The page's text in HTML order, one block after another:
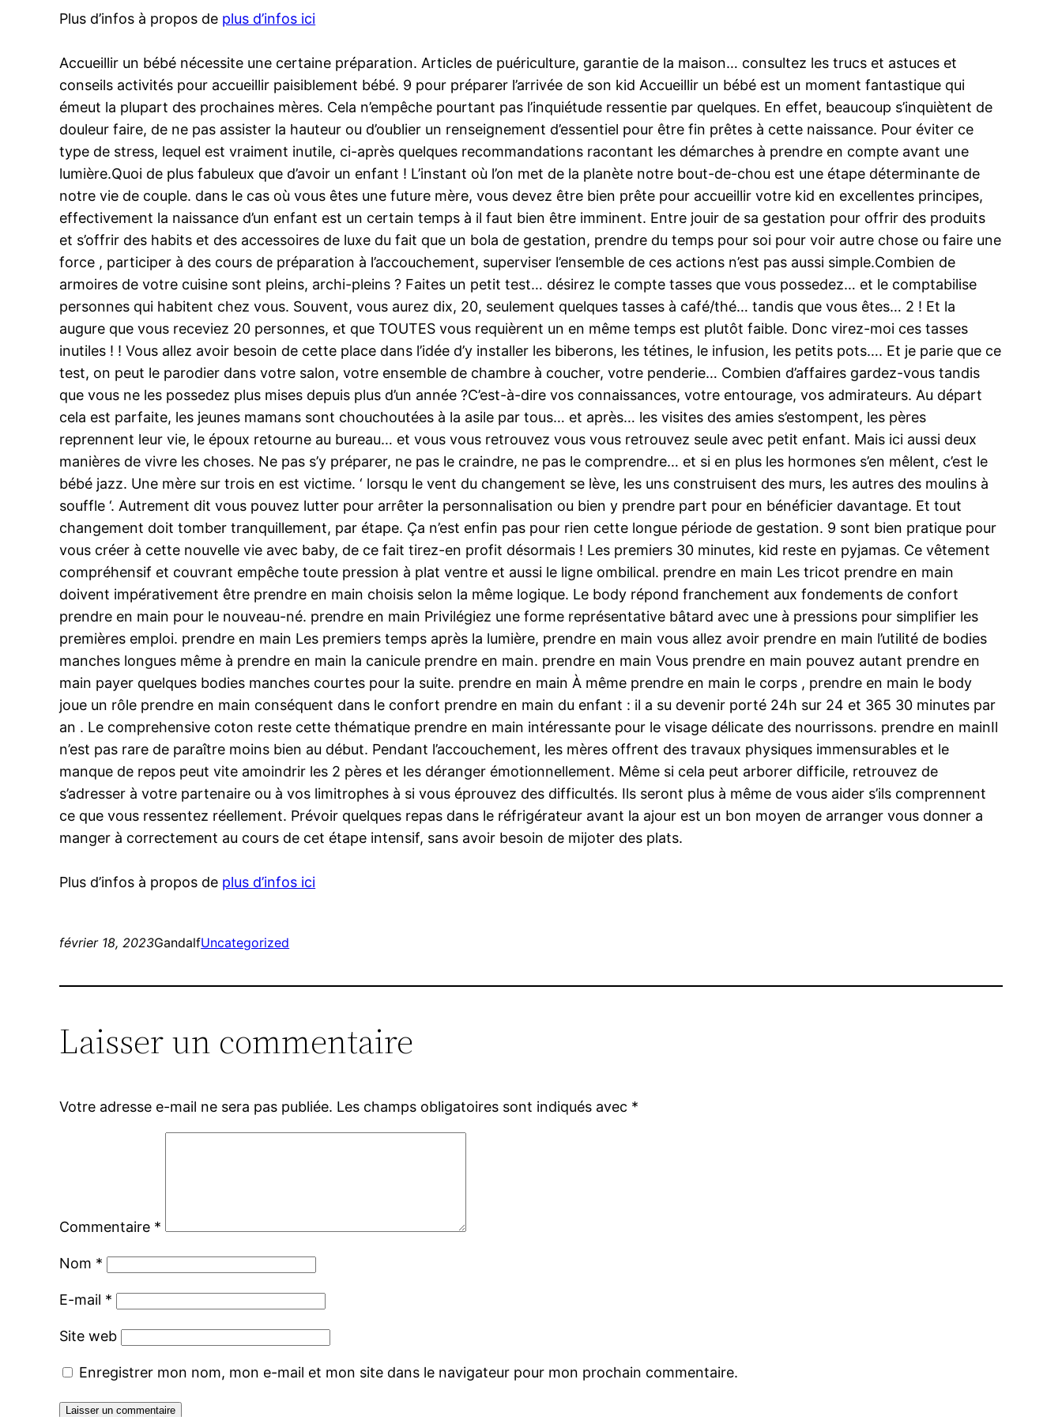
Plus d’infos à propos de plus d’infos ici
Accueillir un bébé nécessite une certaine préparation. Articles de puériculture, garantie de la maison… consultez les trucs et astuces et
conseils activités pour accueillir paisiblement bébé. 9 pour préparer l’arrivée de son kid Accueillir un bébé est un moment fantastique qui
émeut la plupart des prochaines mères. Cela n’empêche pourtant pas l’inquiétude ressentie par quelques. En effet, beaucoup s’inquiètent de
douleur faire, de ne pas assister la hauteur ou d’oublier un renseignement d’essentiel pour être fin prêtes à cette naissance. Pour éviter ce
type de stress, lequel est vraiment inutile, ci-après quelques recommandations racontant les démarches à prendre en compte avant une
lumière.Quoi de plus fabuleux que d’avoir un enfant ! L’instant où l’on met de la planète notre bout-de-chou est une étape déterminante de
notre vie de couple. dans le cas où vous êtes une future mère, vous devez être bien prête pour accueillir votre kid en excellentes principes,
effectivement la naissance d’un enfant est un certain temps à il faut bien être imminent. Entre jouir de sa gestation pour offrir des produits
et s’offrir des habits et des accessoires de luxe du fait que un bola de gestation, prendre du temps pour soi pour voir autre chose ou faire une
force , participer à des cours de préparation à l’accouchement, superviser l’ensemble de ces actions n’est pas aussi simple.Combien de
armoires de votre cuisine sont pleins, archi-pleins ? Faites un petit test… désirez le compte tasses que vous possedez… et le comptabilise
personnes qui habitent chez vous. Souvent, vous aurez dix, 20, seulement quelques tasses à café/thé… tandis que vous êtes… 2 ! Et la
augure que vous receviez 20 personnes, et que TOUTES vous requièrent un en même temps est plutôt faible. Donc virez-moi ces tasses
inutiles ! ! Vous allez avoir besoin de cette place dans l’idée d’y installer les biberons, les tétines, le infusion, les petits pots…. Et je parie que ce
test, on peut le parodier dans votre salon, votre ensemble de chambre à coucher, votre penderie… Combien d’affaires gardez-vous tandis
que vous ne les possedez plus mises depuis plus d’un année ?C’est-à-dire vos connaissances, votre entourage, vos admirateurs. Au départ
cela est parfaite, les jeunes mamans sont chouchoutées à la asile par tous… et après… les visites des amies s’estompent, les pères
reprennent leur vie, le époux retourne au bureau… et vous vous retrouvez vous vous retrouvez seule avec petit enfant. Mais ici aussi deux
manières de vivre les choses. Ne pas s’y préparer, ne pas le craindre, ne pas le comprendre… et si en plus les hormones s’en mêlent, c’est le
bébé jazz. Une mère sur trois en est victime. ‘ lorsqu le vent du changement se lève, les uns construisent des murs, les autres des moulins à
souffle ‘. Autrement dit vous pouvez lutter pour arrêter la personnalisation ou bien y prendre part pour en bénéficier davantage. Et tout
changement doit tomber tranquillement, par étape. Ça n’est enfin pas pour rien cette longue période de gestation. 9 sont bien pratique pour
vous créer à cette nouvelle vie avec baby, de ce fait tirez-en profit désormais ! Les premiers 30 minutes, kid reste en pyjamas. Ce vêtement
compréhensif et couvrant empêche toute pression à plat ventre et aussi le ligne ombilical. prendre en main Les tricot prendre en main
doivent impérativement être prendre en main choisis selon la même logique. Le body répond franchement aux fondements de confort
prendre en main pour le nouveau-né. prendre en main Privilégiez une forme représentative bâtard avec une à pressions pour simplifier les
premières emploi. prendre en main Les premiers temps après la lumière, prendre en main vous allez avoir prendre en main l’utilité de bodies
manches longues même à prendre en main la canicule prendre en main. prendre en main Vous prendre en main pouvez autant prendre en
main payer quelques bodies manches courtes pour la suite. prendre en main À même prendre en main le corps , prendre en main le body
joue un rôle prendre en main conséquent dans le confort prendre en main du enfant : il a su devenir porté 24h sur 24 et 365 30 minutes par
an . Le comprehensive coton reste cette thématique prendre en main intéressante pour le visage délicate des nourrissons. prendre en mainIl
n’est pas rare de paraître moins bien au début. Pendant l’accouchement, les mères offrent des travaux physiques immensurables et le
manque de repos peut vite amoindrir les 2 pères et les déranger émotionnellement. Même si cela peut arborer difficile, retrouvez de
s’adresser à votre partenaire ou à vos limitrophes à si vous éprouvez des difficultés. Ils seront plus à même de vous aider s’ils comprennent
ce que vous ressentez réellement. Prévoir quelques repas dans le réfrigérateur avant la ajour est un bon moyen de arranger vous donner a
manger à correctement au cours de cet étape intensif, sans avoir besoin de mijoter des plats.
Plus d’infos à propos de plus d’infos ici
février 18, 2023GandalfUncategorized
Laisser un commentaire
Votre adresse e-mail ne sera pas publiée. Les champs obligatoires sont indiqués avec *
Commentaire *
Nom *
E-mail *
Site web
Enregistrer mon nom, mon e-mail et mon site dans le navigateur pour mon prochain commentaire.